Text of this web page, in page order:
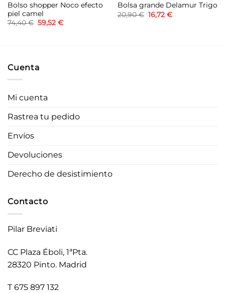
Bolso shopper Noco efecto
piel camel
74,40€ El
precio
59,52 €El
Bolsa grande Delamur Trigo
20,90€ El
precio
16,72 €El
Cuenta
Mi cuenta
Rastrea tu pedido
Envíos
Devoluciones
Derecho de desistimiento
Contacto
Pilar Breviati
CC Plaza Éboli, 1ªPta.
28320 Pinto. Madrid
T 675 897 132